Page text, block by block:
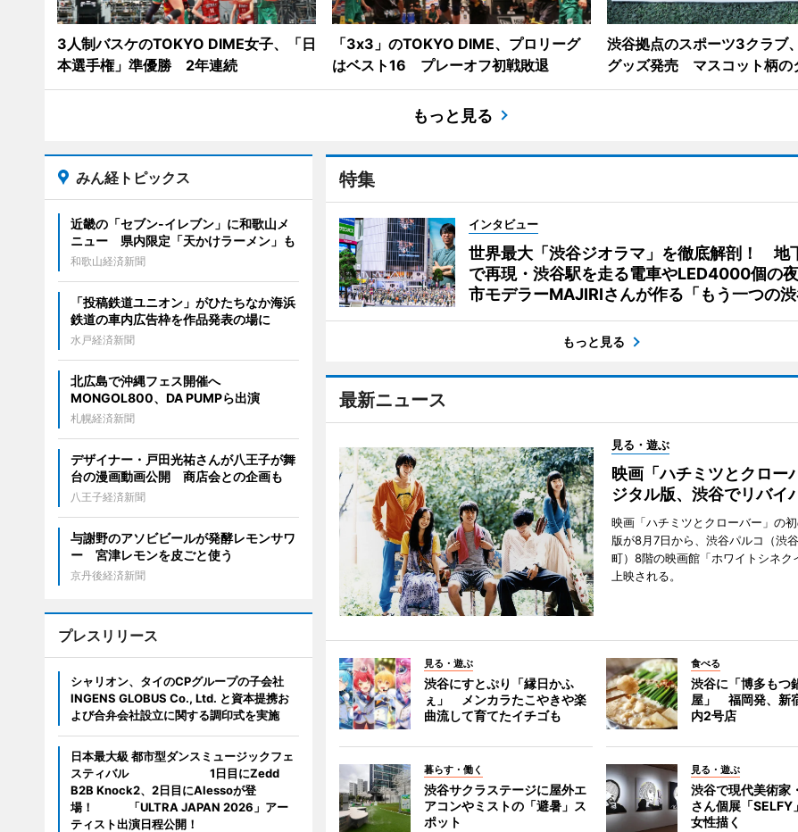
3人制バスケのTOKYO DIME女子、「日
本選手権」準優勝 2年連続
「3x3」のTOKYO DIME、プロリーグ
はベスト16 プレーオフ初戦敗退
渋谷拠点のスポーツ3クラブ
グッズ発売 マスコット柄の
もっと見る
特集
インタビュー
世界最大「渋谷ジオラマ」を徹底解剖！ 地
で再現・渋谷駅を走る電車やLED4000個の
市モデラーMAJIRIさんが作る「もう一つの渋
もっと見る
最新ニュース
見る・遊ぶ
映画「ハチミツとクロー
ジタル版、渋谷でリバイ
映画「ハチミツとクローバー」の
版が8月7日から、渋谷パルコ（渋
町）8階の映画館「ホワイトシネク
上映される。
見る・遊ぶ
渋谷にすとぷり「縁日かふ
ぇ」 メンカラたこやきや楽
曲流して育てたイチゴも
食べる
渋谷に「博多もつ
屋」 福岡発、新
内2号店
暮らす・働く
渋谷サクラステージに屋外エ
アコンやミストの「避暑」ス
ポット
見る・遊ぶ
渋谷で現代美術家
さん個展「
女性描く
みん経トピックス
近畿の「セブン-イレブン」に和歌山メ
ニュー 県内限定「天かけラーメン」も
和歌山経済新聞
「投稿鉄道ユニオン」がひたちなか海浜
鉄道の車内広告枠を作品発表の場に
水戸経済新聞
北広島で沖縄フェス開催へ
MONGOL800、DA PUMPら出演
札幌経済新聞
デザイナー・戸田光祐さんが八王子が舞
台の漫画動画公開 商店会との企画も
八王子経済新聞
与謝野のアソビビールが発酵レモンサワ
ー 宮津レモンを皮ごと使う
京丹後経済新聞
プレスリリース
シャリオン、タイのCPグループの子会社
INGENS GLOBUS Co., Ltd. と資本提携お
よび合弁会社設立に関する調印式を実施
日本最大級 都市型ダンスミュージックフェ
スティバル 1日目にZedd
B2B Knock2、2日目にAlessoが登
場！ 「ULTRA JAPAN 2026」アー
ティスト出演日程公開！